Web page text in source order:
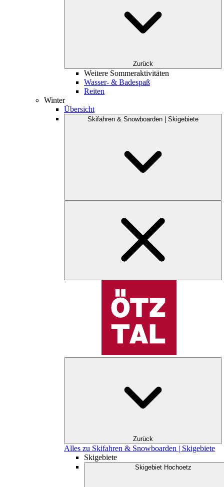
Zurück
Weitere Sommeraktivitäten
Wasser- & Badespaß
Reiten
Winter
Übersicht
Skifahren & Snowboarden | Skigebiete
Zurück
Alles zu Skifahren & Snowboarden | Skigebiete
Skigebiete
Skigebiet Hochoetz